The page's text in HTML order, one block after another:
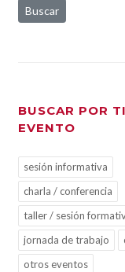
Buscar
BUSCAR POR
EVENTO
sesión informativa
charla / conferencia
taller / sesión
jornada de trabajo
otros eventos